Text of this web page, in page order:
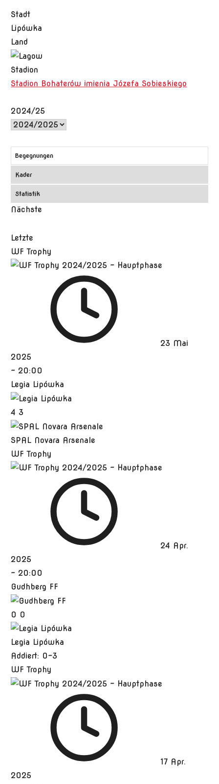
Stadt
Lipówka
Land
Stadion
Stadion Bohaterów imienia Józefa Sobieskiego
2024/25
Begegnungen
Kader
Statistik
Nächste
Letzte
WF Trophy
23 Mai
2025
- 20:00
Legia Lipówka
4 3
SPAL Novara Arsenale
WF Trophy
24 Apr.
2025
- 20:00
Gudhberg FF
0 0
Legia Lipówka
Addiert: 0-3
WF Trophy
17 Apr.
2025